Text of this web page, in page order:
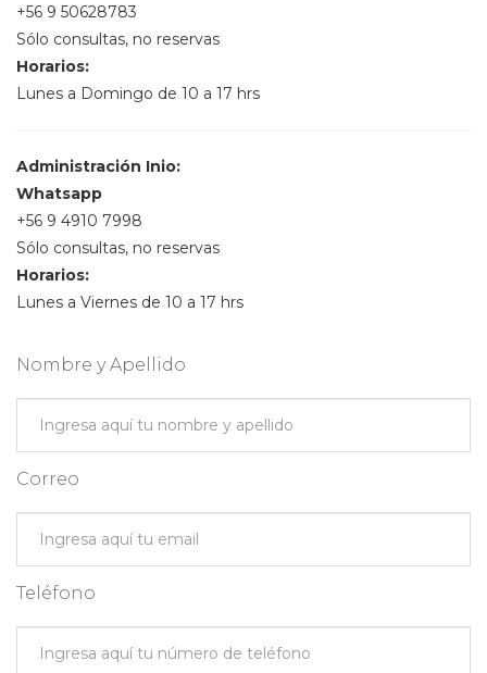
+56 9 50628783
Sólo consultas, no reservas
Horarios:
Lunes a Domingo de 10 a 17 hrs
Administración Inio:
Whatsapp
+56 9 4910 7998
Sólo consultas, no reservas
Horarios:
Lunes a Viernes de 10 a 17 hrs
Nombre y Apellido
Correo
Teléfono